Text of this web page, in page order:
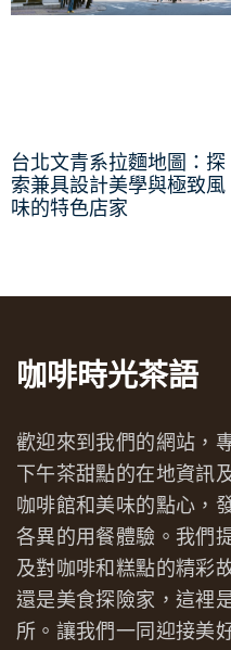
台北文青系拉麵地圖：探
索兼具設計美學與極致風
味的特色店家
咖啡時光茶語
歡迎來到我們的網站，
下午茶甜點的在地資訊
咖啡館和美味的點心，
各異的用餐體驗。我們
及對咖啡和糕點的精彩
還是美食探險家，這裡
所。讓我們一同迎接美